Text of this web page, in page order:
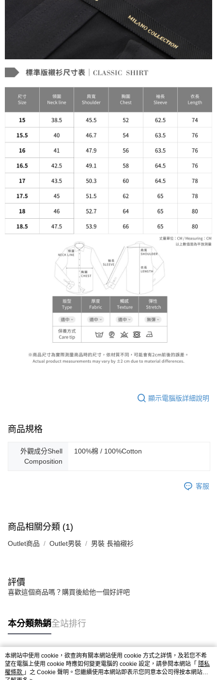
顯示電腦版詳細說明
商品規格
外觀成分Shell
Composition
100%棉 / 100%Cotton
客服
商品相關分類 (1)
Outlet商品 Outlet男裝 男裝 長袖襯衫
評價
喜歡這個商品嗎？購買後給他一個好評吧
本分類熱銷全站排行
熱門標籤
本網站中使用 cookie，欲查詢有關本網站使用 cookie 方式之詳情，及若您不希
望在電腦上使用 cookie 時應如何變更電腦的 cookie 設定，請參閱本網站「 隱私
權條款 」之 Cookie 聲明。您繼續使用本網站即表示您同意本公司得按本網站使